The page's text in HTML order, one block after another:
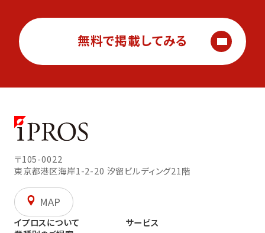
無料で掲載してみる
〒105-0022
東京都港区海岸1-2-20 汐留ビルディング21階
MAP
イプロスについて
サービス